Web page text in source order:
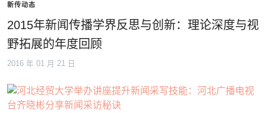
新传动态
2015年新闻传播学界反思与创新：理论深度与视
野拓展的年度回顾
2016 年 01 月 21 日